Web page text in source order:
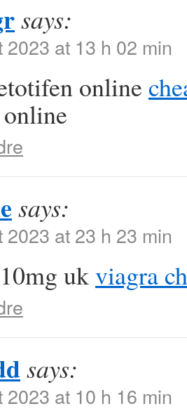
says:
2023 at 13 h 02 min
online
says:
2023 at 23 h 23 min
ukviagra
says:
2023 at 10 h 16 min